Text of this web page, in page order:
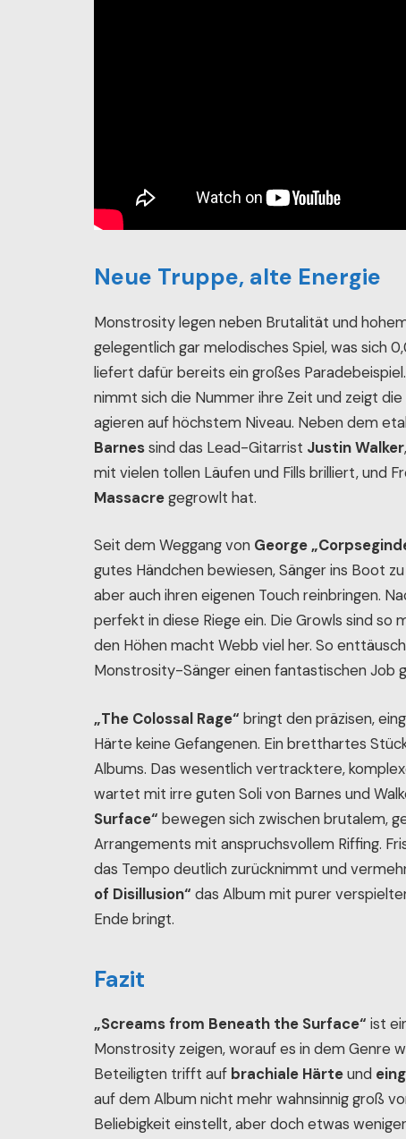
Neue Truppe, alte Energie
Monstrosity legen neben Brutalität und
gelegentlich gar melodisches Spiel, was sich
liefert dafür bereits ein großes
nimmt sich die Nummer ihre Zeit und zeigt
agieren auf höchstem Niveau. Neben dem
Barnessind das Lead-Gitarrist Justin Walker
mit vielen tollen Läufen und Fills brilliert, und
Massacregegrowlt hat.
Seit dem Weggang von George
gutes Händchen bewiesen, Sänger ins Boot
aber auch ihren eigenen Touch reinbringen.
perfekt in diese Riege ein. Die Growls sind so
den Höhen macht Webb viel her. So
Monstrosity-Sänger einen fantastischen Job
„The Colossal Rage“ bringt den präzisen,
Härte keine Gefangenen. Ein bretthartes
Albums. Das wesentlich vertracktere,
wartet mit irre guten Soli von Barnes und
Surface“bewegen sich zwischen brutalem,
Arrangements mit anspruchsvollem Riffing.
das Tempo deutlich zurücknimmt und
of Disillusion“ das Album mit purer
Ende bringt.
Fazit
„Screams from Beneath the Surface“ ist
Monstrosity zeigen, worauf es in dem Genre
Beteiligten trifft auf brachiale Härteund
auf dem Album nicht mehr wahnsinnig groß
Beliebigkeit einstellt, aber doch etwas